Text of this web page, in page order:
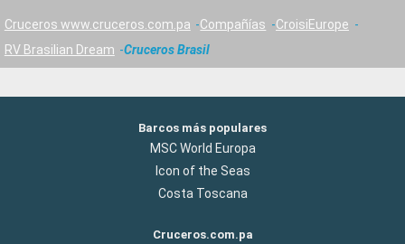
Cruceros www.cruceros.com.pa Compañías
CroisiEurope
RV Brasilian Dream
Cruceros Brasil
Barcos más populares
MSC World Europa
Icon of the Seas
Costa Toscana
Cruceros.com.pa